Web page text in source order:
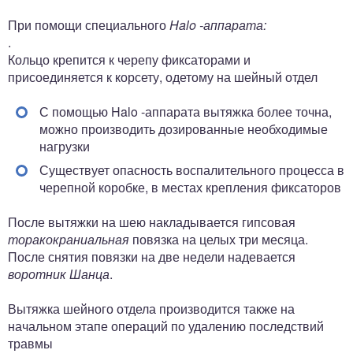
При помощи специальногоHalo -аппарата:
.
Кольцо крепится к черепу фиксаторами и
присоединяется к корсету, одетому на шейный отдел
С помощью Halo -аппарата вытяжка более точна,
можно производить дозированные необходимые
нагрузки
Существует опасность воспалительного процесса в
черепной коробке, в местах крепления фиксаторов
После вытяжки на шею накладывается гипсовая
торакокраниальная повязка на целых три месяца.
После снятия повязки на две недели надевается
воротник Шанца.
Вытяжка шейного отдела производится также на
начальном этапе операций по удалению последствий
травмы